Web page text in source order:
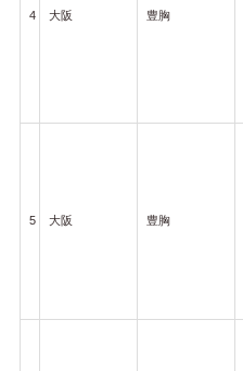
4 大阪 豊胸
5 大阪 豊胸